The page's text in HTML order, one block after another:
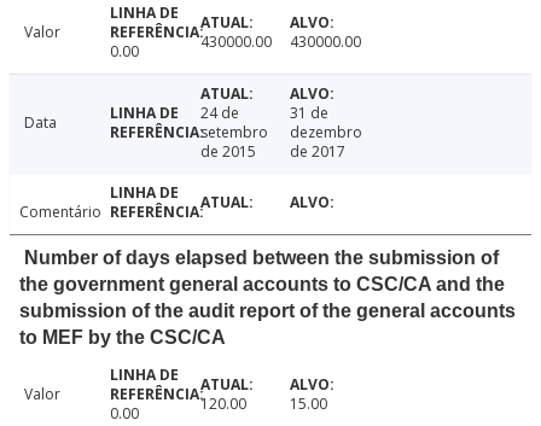
Valor
0.00
430000.00 430000.00
Data
24 de
setembro
de 2015
31 de
dezembro
de 2017
Comentário
Number of days elapsed between the submission of
the government general accounts to CSC/CA and the
submission of the audit report of the general accounts
to MEF by the CSC/CA
Valor
0.00
120.00 15.00